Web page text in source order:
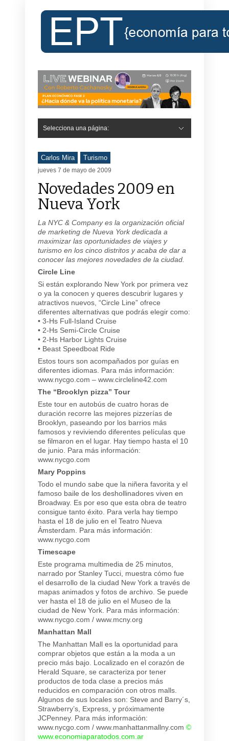
Selecciona una página:
Carlos Mira Turismo
jueves 7 de mayo de 2009
Novedades 2009 en
Nueva York
La NYC & Company es la organización oficial
de marketing de Nueva York dedicada a
maximizar las oportunidades de viajes y
turismo en los cinco distritos y acaba de dar a
conocer las mejores novedades de la ciudad.
Circle Line
Si están explorando New York por primera vez
o ya la conocen y queres descubrir lugares y
atractivos nuevos, “Circle Line” ofrece
diferentes alternativas que podrás elegir como:
• 3-Hs Full-Island Cruise
• 2-Hs Semi-Circle Cruise
• 2-Hs Harbor Lights Cruise
• Beast Speedboat Ride
Estos tours son acompañados por guías en
diferentes idiomas. Para más información:
www.nycgo.com – www.circleline42.com
The “Brooklyn pizza” Tour
Este tour en autobús de cuatro horas de
duración recorre las mejores pizzerías de
Brooklyn, paseando por los barrios más
famosos y reviviendo diferentes películas que
se filmaron en el lugar. Hay tiempo hasta el 10
de junio. Para más información:
www.nycgo.com
Mary Poppins
Todo el mundo sabe que la niñera favorita y el
famoso baile de los deshollinadores viven en
Broadway. Es por eso que esta obra de teatro
consigue tanto éxito. Para verla hay tiempo
hasta el 18 de julio en el Teatro Nueva
Ámsterdam. Para más información:
www.nycgo.com
Timescape
Este programa multimedia de 25 minutos,
narrado por Stanley Tucci, muestra cómo fue
el desarrollo de la ciudad New York a través de
mapas animados y fotos de archivo. Se puede
ver hasta el 18 de julio en el Museo de la
ciudad de New York. Para más información:
www.nycgo.com / www.mcny.org
Manhattan Mall
The Manhattan Mall es la oportunidad para
comprar objetos que están a la moda a un
precio más bajo. Localizado en el corazón de
Herald Square, se caracteriza por tener
productos de toda clase a precios más
reducidos en comparación con otros malls.
Algunos de sus locales son: Steve and Barry´s,
Strawberry’s, Express, y próximamente
JCPenney. Para más información:
www.nycgo.com / www.manhattanmallny.com ©
www.economiaparatodos.com.ar